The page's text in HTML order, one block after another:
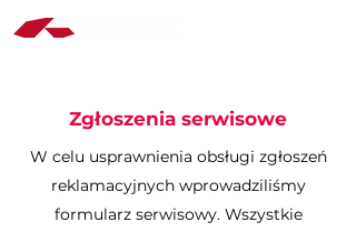
Zgłoszenia serwisowe
W celu usprawnienia obsługi zgłoszeń
reklamacyjnych wprowadziliśmy
formularz serwisowy. Wszystkie